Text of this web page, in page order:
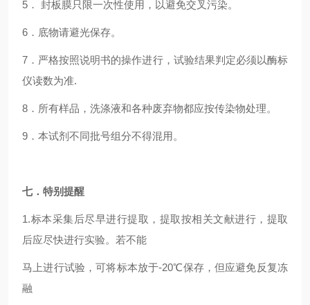
5 ． 封板膜只限一次性使用，以避免交叉污染。
6 ．底物请避光保存。
7 ．严格按照说明书的操作进行，试验结果判定必须以酶标
仪读数为准.
8 ．所有样品，洗涤液和各种废弃物都应按传染物处理。
9 ．本试剂不同批号组分不得混用。
七．特别提醒
1.标本采集后尽早进行提取，提取按相关文献进行，提取
后应尽快进行实验。若不能
马上进行试验，可将标本放于-20℃保存，但应避免反复冻
融